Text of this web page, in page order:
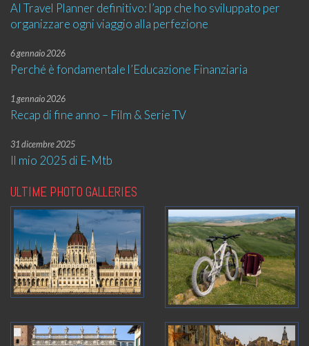
AI Travel Planner definitivo: l’app che ho sviluppato per
organizzare ogni viaggio alla perfezione
6 gennaio 2026
Perché è fondamentale l’Educazione Finanziaria
1 gennaio 2026
Recap di fine anno – Film & Serie TV
31 dicembre 2025
Il mio 2025 di E-Mtb
ULTIME PHOTO GALLERIES